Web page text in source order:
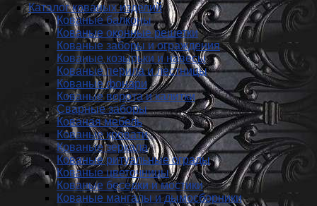
Каталог кованых изделий
Кованые балконы
Кованые оконные решетки
Кованые заборы и ог­ражде­ния
Кованые козырьки и навесы
Кованые перила и лестницы
Кованые фонари
Кованые ворота и калитки
Сварные заборы
Кованая мебель
Кованые кровати
Кованые зеркала
Кованые ритуальные ограды
Кованые цветочницы
Кованые беседки и мостики
Кованые мангалы и дымосборники